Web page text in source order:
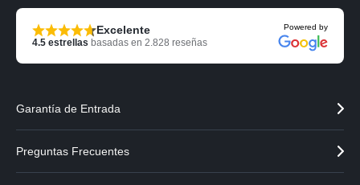
t
i
o
r
g
e
n
Excelente
4.5 estrellas basadas en 2.828 reseñas
Powered by
Garantía de Entrada
Preguntas Frecuentes